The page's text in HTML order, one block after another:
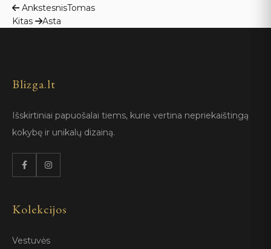
Navigacija
tarp
AnkstesnisTomas
Kitas
Asta
Blizga.lt
Išskirtiniai papuošalai tiems, kurie vertina nepriekaištingą
kokybę ir unikalų dizainą.
Kolekcijos
Vestuvės